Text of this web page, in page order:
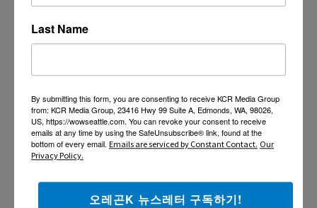
Last Name
By submitting this form, you are consenting to receive KCR Media Group
from: KCR Media Group, 23416 Hwy 99 Suite A, Edmonds, WA, 98026,
US, https://wowseattle.com. You can revoke your consent to receive
emails at any time by using the SafeUnsubscribe® link, found at the
bottom of every email. Emails are serviced by Constant Contact. Our
Privacy Policy.
오레곤K 뉴스레터 구독하기!